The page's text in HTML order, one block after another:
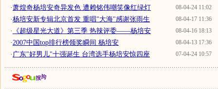
08-04-24 11:02
·萧煌奇杨培安奇异发色 遭赖铭伟嘲笑像红绿灯
08-04-17 11:36
·杨培安新专辑北京首发 重唱"大海"感谢张雨生
08-04-16 18:13
· 《超级星光大道》第三季 热辣评委——杨培安
08-04-13 17:36
·2007中国top排行榜领奖瞬间 杨培安
07-04-24 10:57
· 广东"好男儿"十强诞生 台湾选手杨培安惊四座